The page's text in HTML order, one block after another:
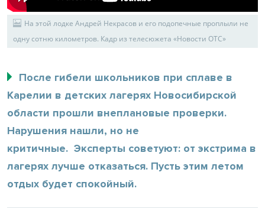
На этой лодке Андрей Некрасов и его подопечные проплыли не
одну сотню километров. Кадр из телесюжета «Новости ОТС»
После гибели школьников при сплаве в
Карелии в детских лагерях Новосибирской
области прошли внеплановые проверки.
Нарушения нашли, но не
критичные. Эксперты советуют: от экстрима в
лагерях лучше отказаться. Пусть этим летом
отдых будет спокойный.